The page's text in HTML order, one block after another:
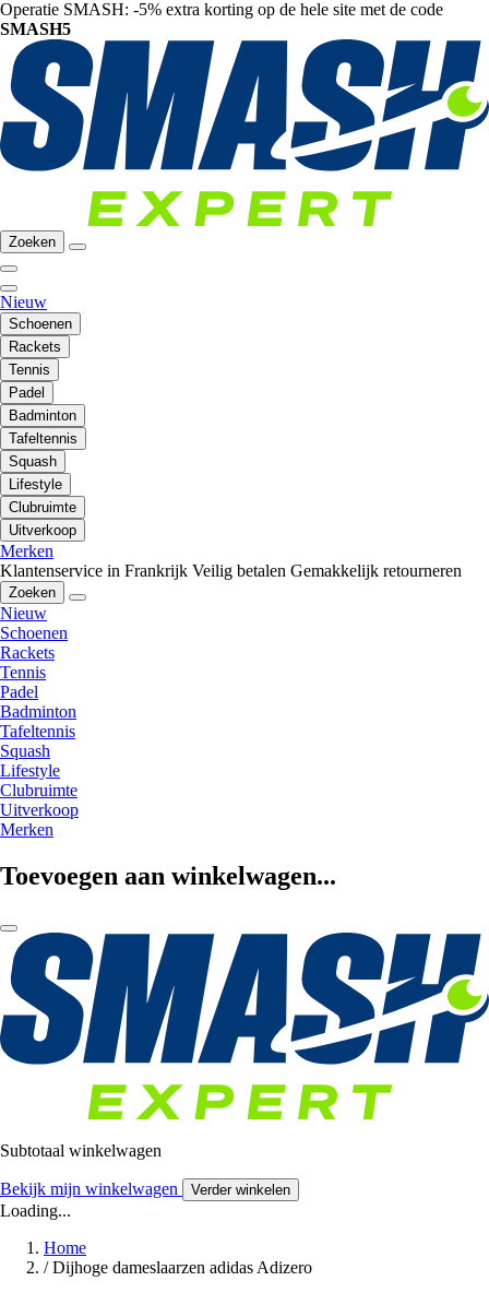
Operatie SMASH: -5% extra korting op de hele site met de code
SMASH5
Zoeken
Nieuw
Schoenen
Rackets
Tennis
Padel
Badminton
Tafeltennis
Squash
Lifestyle
Clubruimte
Uitverkoop
Merken
Klantenservice in Frankrijk Veilig betalen Gemakkelijk retourneren
Zoeken
Nieuw
Schoenen
Rackets
Tennis
Padel
Badminton
Tafeltennis
Squash
Lifestyle
Clubruimte
Uitverkoop
Merken
Toevoegen aan winkelwagen...
Subtotaal winkelwagen
Bekijk mijn winkelwagen Verder winkelen
Loading...
Home
/ Dijhoge dameslaarzen adidas Adizero